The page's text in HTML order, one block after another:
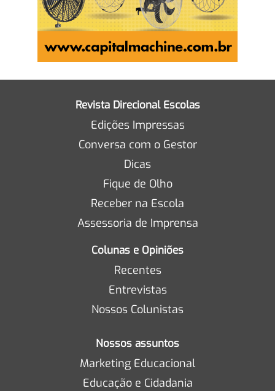
Revista Direcional Escolas
Edições Impressas
Conversa com o Gestor
Dicas
Fique de Olho
Receber na Escola
Assessoria de Imprensa
Colunas e Opiniões
Recentes
Entrevistas
Nossos Colunistas
Nossos assuntos
Marketing Educacional
Educação e Cidadania